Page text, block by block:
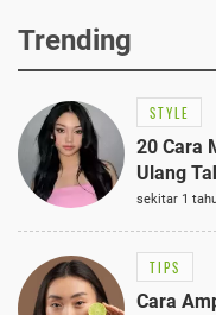
Trending
STYLE
20 Cara
Ulang
Anggun
sekitar 1
TIPS
Cara